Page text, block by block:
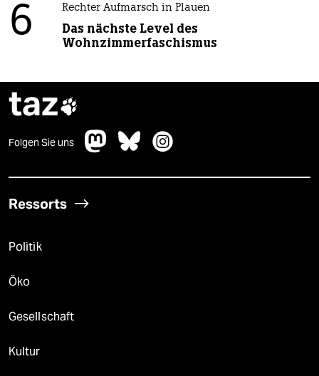
6 Rechter Aufmarsch in Plauen
Das nächste Level des
Wohnzimmerfaschismus
taz
Folgen Sie uns
Ressorts
Politik
Öko
Gesellschaft
Kultur